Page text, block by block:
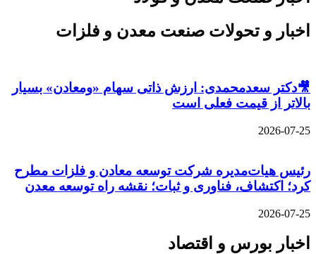
اخبار و تحولات صنعت معدن و فلزات
🎥دکتر سعدمحمدی: ارزش ذاتی سهام «ومعادن» بسیار
بالاتر از قیمت فعلی است
2026-07-25
رئیس هیات‌مدیره شرکت توسعه معادن و فلزات مطرح
کرد؛ اکتشاف، فناوری و ثبات؛ نقشه راه توسعه معدن
2026-07-25
اخبار بورس و اقتصاد